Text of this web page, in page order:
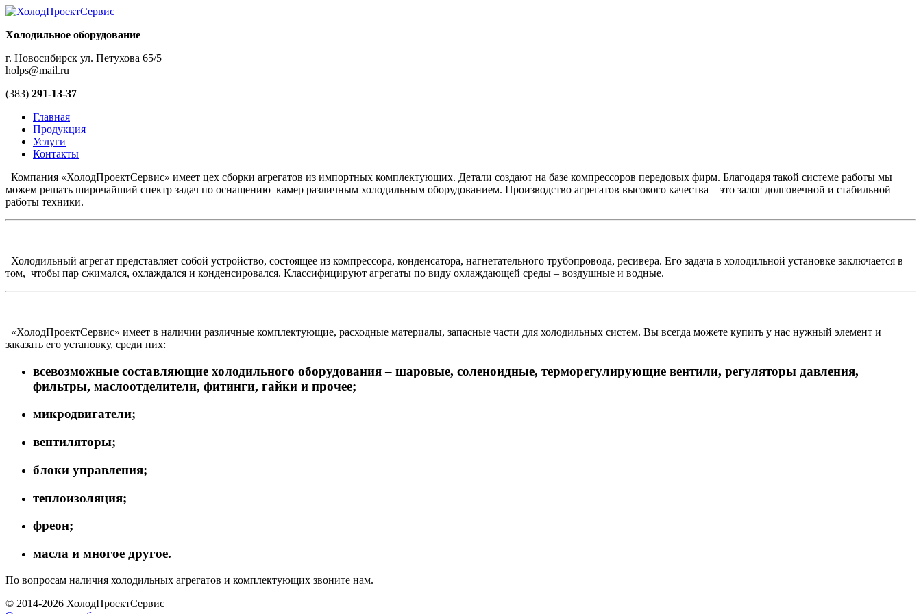
Холодильное оборудование
г. Новосибирск ул. Петухова 65/5
holps@mail.ru
(383) 291-13-37
Главная
Продукция
Услуги
Контакты
Компания «ХолодПроектСервис» имеет цех сборки агрегатов из импортных комплектующих. Детали создают на базе компрессоров передовых фирм. Благодаря такой системе работы мы
можем решать широчайший спектр задач по оснащению камер различным холодильным оборудованием. Производство агрегатов высокого качества – это залог долговечной и стабильной
работы техники.
Холодильный агрегат представляет собой устройство, состоящее из компрессора, конденсатора, нагнетательного трубопровода, ресивера. Его задача в холодильной установке заключается в
том, чтобы пар сжимался, охлаждался и конденсировался. Классифицируют агрегаты по виду охлаждающей среды – воздушные и водные.
«ХолодПроектСервис» имеет в наличии различные комплектующие, расходные материалы, запасные части для холодильных систем. Вы всегда можете купить у нас нужный элемент и
заказать его установку, среди них:
всевозможные составляющие холодильного оборудования – шаровые, соленоидные, терморегулирующие вентили, регуляторы давления,
фильтры, маслоотделители, фитинги, гайки и прочее;
микродвигатели;
вентиляторы;
блоки управления;
теплоизоляция;
фреон;
масла и многое другое.
По вопросам наличия холодильных агрегатов и комплектующих звоните нам.
© 2014-2026 ХолодПроектСервис